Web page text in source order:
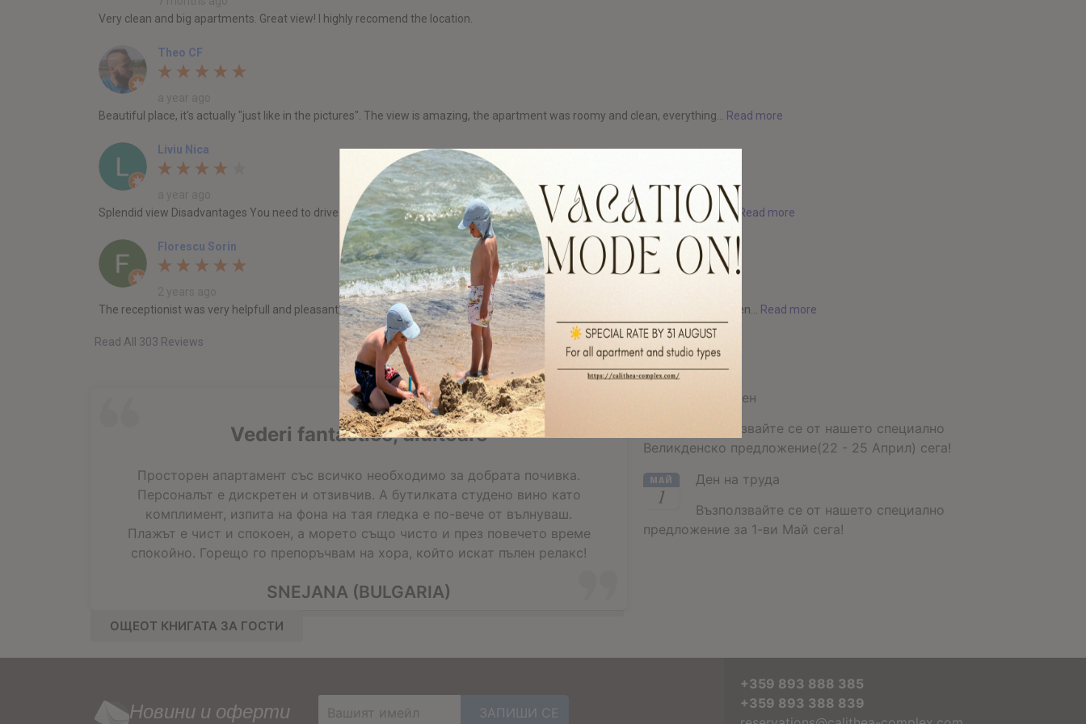
Very clean and big apartments. Great view! I highly recomend the location.
Theo CF
Beautiful place, it's actually "just like in the pictures". The view is amazing, the apartment was roomy and clean, everything...
Read more
Liviu Nica
Splendid view Disadvantages You need to drive everywhere and the roads are very very bad, No restaurants near, The beach... Read more
Florescu Sorin
The receptionist was very helpfull and pleasant, the apartment was great, the view was fantastic, everything was clean, we even...
Read more
Read All 303 Reviews
Vederi fantastice, uluitoare
Просторен апартамент със всичко необходимо за добрата почивка.
Персоналът е дискретен и отзивчив. А бутилката студено вино като
комплимент, изпита на фона на тая гледка е по-вече от вълнуваш.
Плажът е чист и спокоен, а морето също чисто и през повечето време
спокойно. Горещо го препоръчвам на хора, който искат пълен релакс!
SNEJANA (BULGARIA)
ОЩЕОТ КНИГАТА ЗА ГОСТИ
Великден
Възползвайте се от нашето специално
Великденско предложение(22 - 25 Април) сега!
МАЙ
1
Ден на труда
Възползвайте се от нашето специално
предложение за 1-ви Май сега!
Новини и оферти
+359 893 888 385
+359 893 388 839